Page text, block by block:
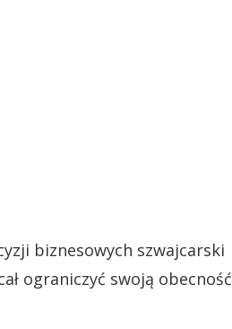
biznesowych szwajcarski
ograniczyć swoją obecność